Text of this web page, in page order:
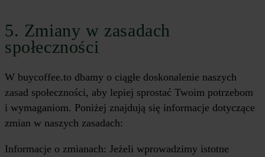
5. Zmiany w zasadach
społeczności
W buycoffee.to dbamy o ciągłe doskonalenie naszych
zasad społeczności, aby lepiej sprostać Twoim potrzebom
i wymaganiom. Poniżej znajdują się informacje dotyczące
zmian w naszych zasadach:
Informacje o zmianach: Jeżeli wprowadzimy istotne